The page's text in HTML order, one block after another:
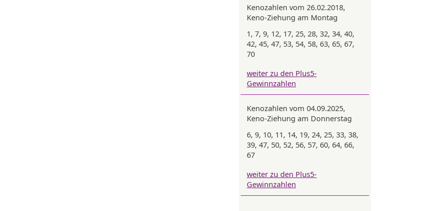
Kenozahlen vom 26.02.2018,
Keno-Ziehung am Montag
1, 7, 9, 12, 17, 25, 28, 32, 34, 40,
42, 45, 47, 53, 54, 58, 63, 65, 67,
70
weiter zu den Plus5-
Gewinnzahlen
Kenozahlen vom 04.09.2025,
Keno-Ziehung am Donnerstag
6, 9, 10, 11, 14, 19, 24, 25, 33, 38,
39, 47, 50, 52, 56, 57, 60, 64, 66,
67
weiter zu den Plus5-
Gewinnzahlen